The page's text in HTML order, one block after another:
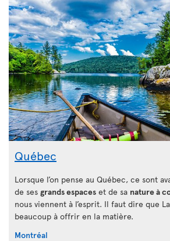
Québec
Lorsque l’on pense au Québec, ce sont
de ses grands espaces et de sa nature à
nous viennent à l’esprit. Il faut dire que
beaucoup à offrir en la matière.
Montréal